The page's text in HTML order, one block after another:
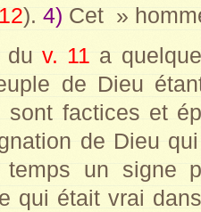
). 4) Cet »
duv. 11 a
de Dieu
sont factices et
de Dieu
un signe
qui était vrai